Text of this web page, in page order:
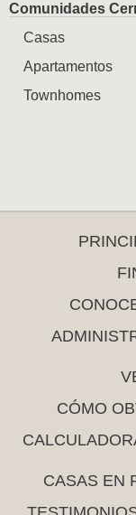
Comunidades
Casas
Apartamentos
Townhomes
CÓMO
CASAS EN